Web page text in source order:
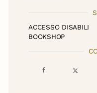
ACCESSO DISABILI
BOOKSHOP